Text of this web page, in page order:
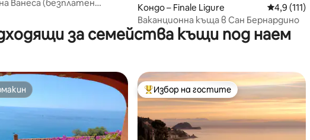
5, 265 отзива
Ванеса (безплатен
Кондо – Finale Ligure Средна
4,9 (111)
Ваканционна къща в Сан Бернардино
за семейства къщи под наем
Най-популярен избор на гостите
Избор на гостите